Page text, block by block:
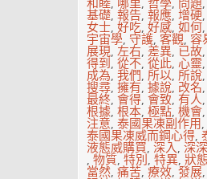
基礎, 報告, 報應, 增硬,
女士, 好吃, 好感, 如何,
宇宙學,守護,客觀, 容
展現,左右,差異,已故
得到, 從不, 從此, 心靈,
成為, 我們, 所以, 所說,
搜尋, 擁有, 據說, 改名,
最終, 會得, 會致, 有人,
根據, 根本, 極點, 機會,
注意, 泰國果凍副作用,
泰國果凍威而鋼心得,
液態威購買,深入, 深深
,物質,特別, 特異, 狀
當然,痛苦,療效,發展,